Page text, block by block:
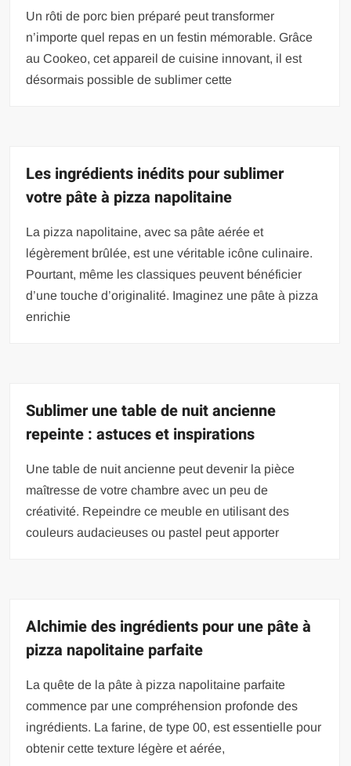
Un rôti de porc bien préparé peut transformer
n’importe quel repas en un festin mémorable. Grâce
au Cookeo, cet appareil de cuisine innovant, il est
désormais possible de sublimer cette
Les ingrédients inédits pour sublimer
votre pâte à pizza napolitaine
La pizza napolitaine, avec sa pâte aérée et
légèrement brûlée, est une véritable icône culinaire.
Pourtant, même les classiques peuvent bénéficier
d’une touche d’originalité. Imaginez une pâte à pizza
enrichie
Sublimer une table de nuit ancienne
repeinte : astuces et inspirations
Une table de nuit ancienne peut devenir la pièce
maîtresse de votre chambre avec un peu de
créativité. Repeindre ce meuble en utilisant des
couleurs audacieuses ou pastel peut apporter
Alchimie des ingrédients pour une pâte à
pizza napolitaine parfaite
La quête de la pâte à pizza napolitaine parfaite
commence par une compréhension profonde des
ingrédients. La farine, de type 00, est essentielle pour
obtenir cette texture légère et aérée,